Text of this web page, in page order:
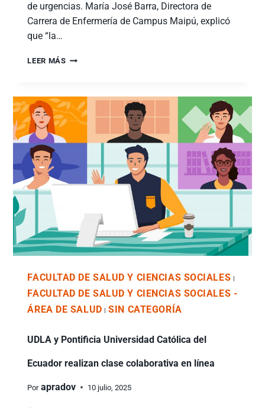
de urgencias. María José Barra, Directora de
Carrera de Enfermería de Campus Maipú, explicó
que “la…
LEER MÁS
FACULTAD DE SALUD Y CIENCIAS SOCIALES
FACULTAD DE SALUD Y CIENCIAS SOCIALES -
ÁREA DE SALUD |SIN CATEGORÍA
UDLA y Pontificia Universidad Católica del
Ecuador realizan clase colaborativa en línea
Por apradov 10 julio, 2025